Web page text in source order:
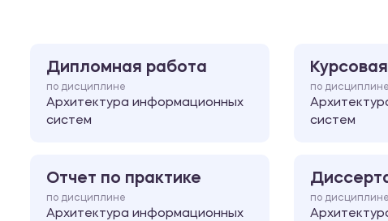
Дипломная работа
по дисциплине
Архитектура информационных
систем
по дисциплине
систем
Отчет по практике
по дисциплине
Архитектура информационных
по дисциплине